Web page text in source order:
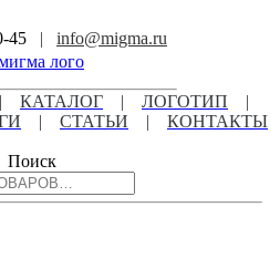
45 | info@migma.ru
КАТАЛОГ | ЛОГОТИП
|
| СТАТЬИ | КОНТАКТЫ
Поиск